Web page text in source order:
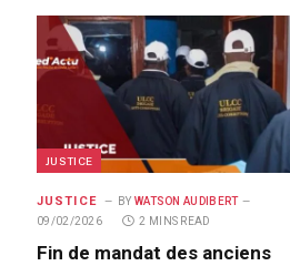
JUSTICE
JUSTICE BY WATSON AUDIBERT
09/02/2026
2 MINS READ
Fin de mandat des anciens